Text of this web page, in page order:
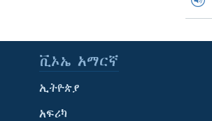
ቪኦኤ አማርኛ
ኢትዮጵያ
አፍሪካ